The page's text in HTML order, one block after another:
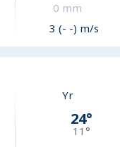
0 mm
3 (- -) m/s
Yr
24°
11°